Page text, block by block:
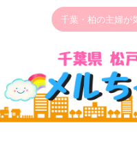
千葉・柏の主婦が